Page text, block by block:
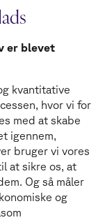
er blevet
kvantitative
hvor vi for
med at skabe
igennem,
bruger vi vores
at sikre os, at
Og så måler
og